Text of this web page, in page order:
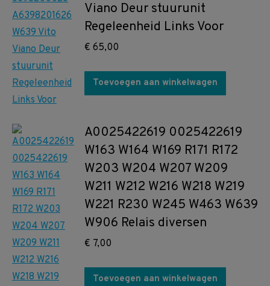
Viano Deur stuurunit
Regeleenheid Links Voor
€ 65,00
Toevoegen aan winkelwagen
A0025422619 0025422619
W163 W164 W169 R171 R172
W203 W204 W207 W209
W211 W212 W216 W218 W219
W221 R230 W245 W463 W639
W906 Relais diversen
€ 7,00
Toevoegen aan winkelwagen